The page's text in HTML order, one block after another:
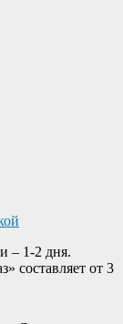
– 1-2 дня.
составляет от 3